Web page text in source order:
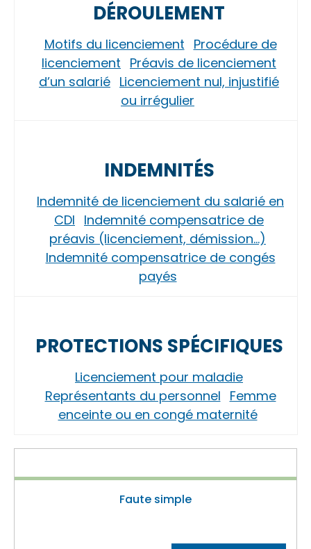
DÉROULEMENT
Motifs du licenciement Procédure de
licenciement Préavis de licenciement
d’un salarié Licenciement nul, injustifié
ou irrégulier
INDEMNITÉS
Indemnité de licenciement du salarié en
CDI Indemnité compensatrice de
préavis (licenciement, démission…)
Indemnité compensatrice de congés
payés
PROTECTIONS SPÉCIFIQUES
Licenciement pour maladie
Représentants du personnel Femme
enceinte ou en congé maternité
Faute simple